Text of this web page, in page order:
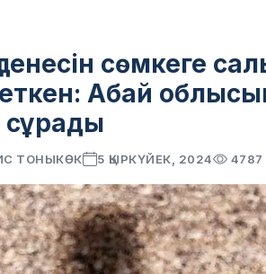
сөмкеге
Абай
сұрады
ТОНЫКӨК 5 ҚЫРКҮЙЕК, 2024 4787